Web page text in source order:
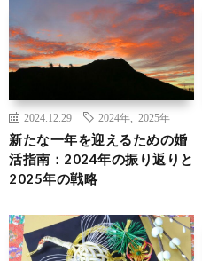
2024.12.29 2024年 2025年
新たな一年を迎えるための婚
活指南：2024年の振り返りと
2025年の戦略